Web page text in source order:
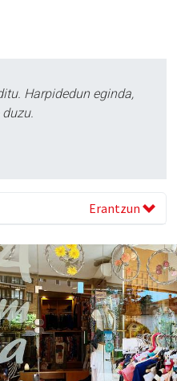
Harpidedun eginda,
Erantzun